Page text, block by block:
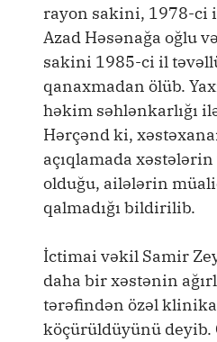
rayon sakini, 1978-ci
Azad Həsənağa oğlu
sakini 1985-ci il
qanaxmadan ölüb.
həkim səhlənkarlığı
Hərçənd ki,
açıqlamada
olduğu, ailələrin
qalmadığı bildirilib.
İctimai vəkil Samir
daha bir xəstənin
tərəfindən özəl
köçürüldüyünü deyib.